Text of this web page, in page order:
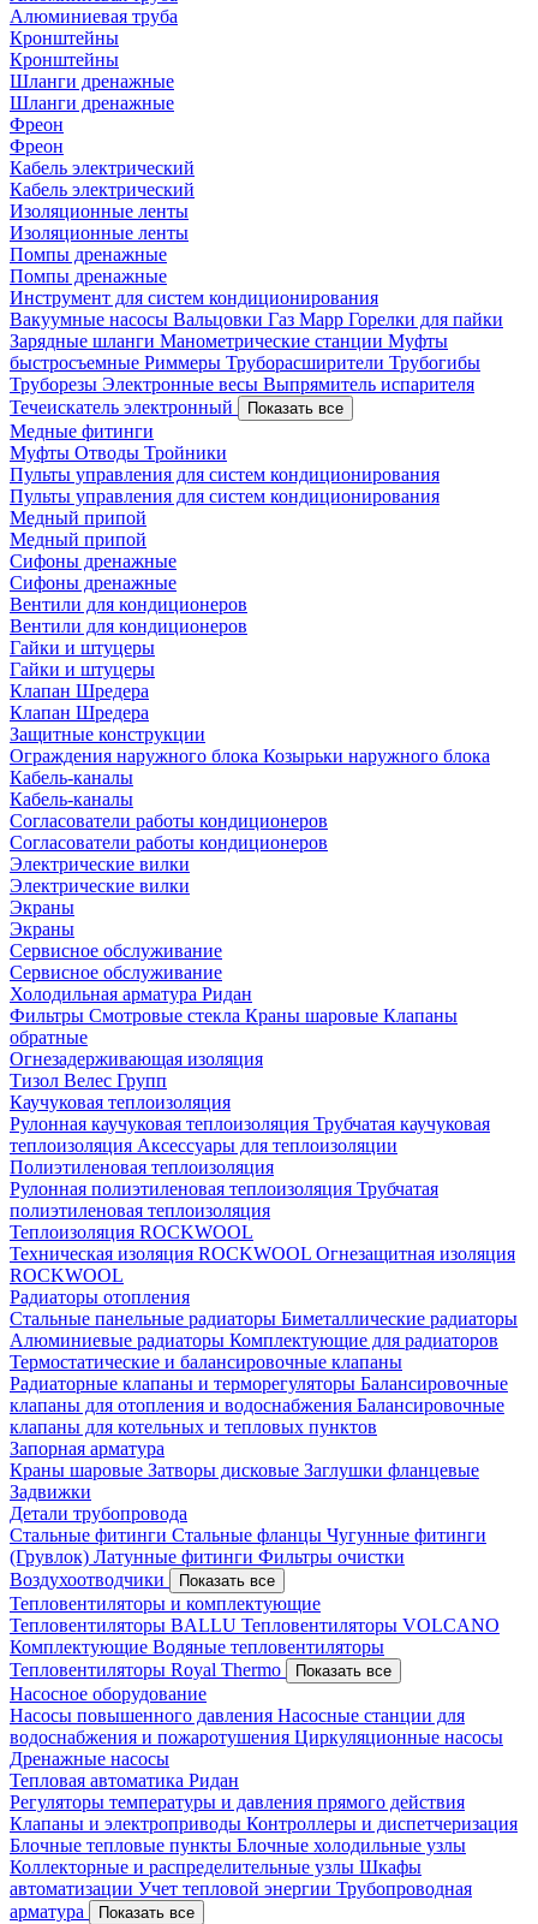
Алюминиевая труба
Кронштейны
Кронштейны
Шланги дренажные
Шланги дренажные
Фреон
Фреон
Кабель электрический
Кабель электрический
Изоляционные ленты
Изоляционные ленты
Помпы дренажные
Помпы дренажные
Инструмент для систем кондиционирования
Вакуумные насосы Вальцовки Газ Mapp Горелки для пайки
Зарядные шланги Манометрические станции Муфты
быстросъемные Риммеры Труборасширители Трубогибы
Труборезы Электронные весы Выпрямитель испарителя
Течеискатель электронный
Показать все
Медные фитинги
Муфты Отводы Тройники
Пульты управления для систем кондиционирования
Пульты управления для систем кондиционирования
Медный припой
Медный припой
Сифоны дренажные
Сифоны дренажные
Вентили для кондиционеров
Вентили для кондиционеров
Гайки и штуцеры
Гайки и штуцеры
Клапан Шредера
Клапан Шредера
Защитные конструкции
Ограждения наружного блока Козырьки наружного блока
Кабель-каналы
Кабель-каналы
Согласователи работы кондиционеров
Согласователи работы кондиционеров
Электрические вилки
Электрические вилки
Экраны
Экраны
Сервисное обслуживание
Сервисное обслуживание
Холодильная арматура Ридан
Фильтры Смотровые стекла Краны шаровые Клапаны
обратные
Огнезадерживающая изоляция
Тизол Велес Групп
Каучуковая теплоизоляция
Рулонная каучуковая теплоизоляция Трубчатая каучуковая
теплоизоляция Аксессуары для теплоизоляции
Полиэтиленовая теплоизоляция
Рулонная полиэтиленовая теплоизоляция Трубчатая
полиэтиленовая теплоизоляция
Теплоизоляция ROCKWOOL
Техническая изоляция ROCKWOOL Огнезащитная изоляция
ROCKWOOL
Радиаторы отопления
Стальные панельные радиаторы Биметаллические радиаторы
Алюминиевые радиаторы Комплектующие для радиаторов
Термостатические и балансировочные клапаны
Радиаторные клапаны и терморегуляторы Балансировочные
клапаны для отопления и водоснабжения Балансировочные
клапаны для котельных и тепловых пунктов
Запорная арматура
Краны шаровые Затворы дисковые Заглушки фланцевые
Задвижки
Детали трубопровода
Стальные фитинги Стальные фланцы Чугунные фитинги
(Грувлок) Латунные фитинги Фильтры очистки
Воздухоотводчики
Показать все
Тепловентиляторы и комплектующие
Тепловентиляторы BALLU Тепловентиляторы VOLCANO
Комплектующие Водяные тепловентиляторы
Тепловентиляторы Royal Thermo
Показать все
Насосное оборудование
Насосы повышенного давления Насосные станции для
водоснабжения и пожаротушения Циркуляционные насосы
Дренажные насосы
Тепловая автоматика Ридан
Регуляторы температуры и давления прямого действия
Клапаны и электроприводы Контроллеры и диспетчеризация
Блочные тепловые пункты Блочные холодильные узлы
Коллекторные и распределительные узлы Шкафы
автоматизации Учет тепловой энергии Трубопроводная
арматура
Показать все